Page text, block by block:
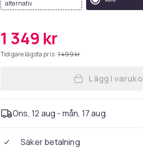
alternativ
1 349 kr
Tidigare lägsta pris: 1 499 kr
Lägg
Lägg i
Ons, 12 aug - mån, 17 aug
Säker betalning